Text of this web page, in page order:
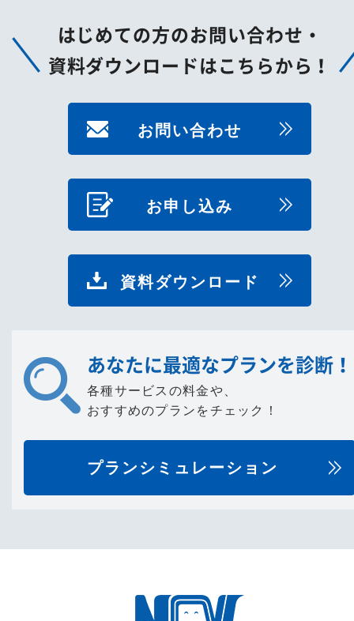
はじめての方のお問い合わせ・
資料ダウンロードはこちらから！
お問い合わせ
お申し込み
資料ダウンロード
あなたに最適なプランを診断！
各種サービスの料金や、
おすすめのプランをチェック！
プランシミュレーション